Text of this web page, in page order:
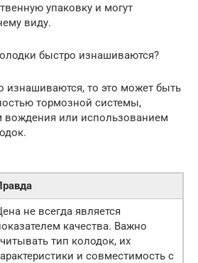
упаковку и могут
виду.
быстро изнашиваются?
изнашиваются, то это может быть
тормозной системы,
вождения или использованием
не всегда является
качества. Важно
тип колодок, их
и совместимость с